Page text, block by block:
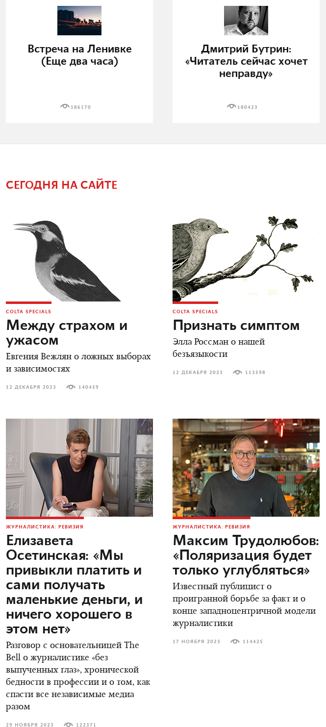
Встреча на Ленивке
(Еще два часа)
186170
Дмитрий Бутрин:
«Читатель сейчас хочет
неправду»
180423
СЕГОДНЯ НА САЙТЕ
COLTA SPECIALS
Между страхом и
ужасом
Евгения Вежлян о ложных выборах
и зависимостях
12 ДЕКАБРЯ 2023 140459
COLTA SPECIALS
Признать симптом
Элла Россман о нашей
безъязыкости
12 ДЕКАБРЯ 2023 113598
ЖУРНАЛИСТИКА: РЕВИЗИЯ
Елизавета
Осетинская: «Мы
привыкли платить и
сами получать
маленькие деньги, и
ничего хорошего в
этом нет»
Разговор с основательницей The
Bell о журналистике «без
выпученных глаз», хронической
бедности в профессии и о том, как
спасти все независимые медиа
разом
29 НОЯБРЯ 2023 122371
ЖУРНАЛИСТИКА: РЕВИЗИЯ
Максим Трудолюбов:
«Поляризация будет
только углубляться»
Известный публицист о
проигранной борьбе за факт и о
конце западноцентричной модели
журналистики
17 НОЯБРЯ 2023 114425